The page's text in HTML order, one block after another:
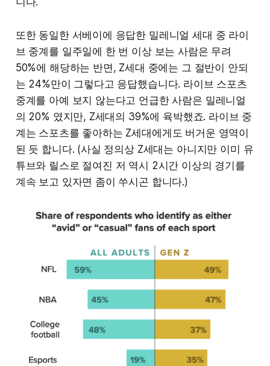
또한 동일한 서베이에 응답한 밀레니얼 세대 중 라이
브 중계를 일주일에 한 번 이상 보는 사람은 무려
50%에 해당하는 반면, Z세대 중에는 그 절반이 안되
는 24%만이 그렇다고 응답했습니다. 라이브 스포츠
중계를 아예 보지 않는다고 언급한 사람은 밀레니얼
의 20% 였지만, Z세대의 39%에 육박했죠. 라이브 중
계는 스포츠를 좋아하는 Z세대에게도 버거운 영역이
된 듯 합니다. (사실 정의상 Z세대는 아니지만 이미 유
튜브와 릴스로 절여진 저 역시 2시간 이상의 경기를
계속 보고 있자면 좀이 쑤시곤 합니다.)